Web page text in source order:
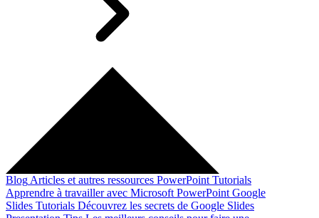
Blog Articles et autres ressources PowerPoint Tutorials
Apprendre à travailler avec Microsoft PowerPoint Google
Slides Tutorials Découvrez les secrets de Google Slides